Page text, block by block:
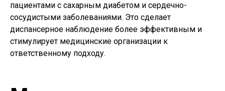
пациентами с сахарным диабетом и сердечно-
сосудистыми заболеваниями. Это сделает
диспансерное наблюдение более эффективным и
стимулирует медицинские организации к
ответственному подходу.